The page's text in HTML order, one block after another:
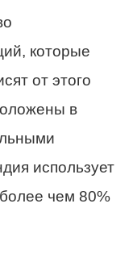
которые
от этого
в
использует
чем 80%